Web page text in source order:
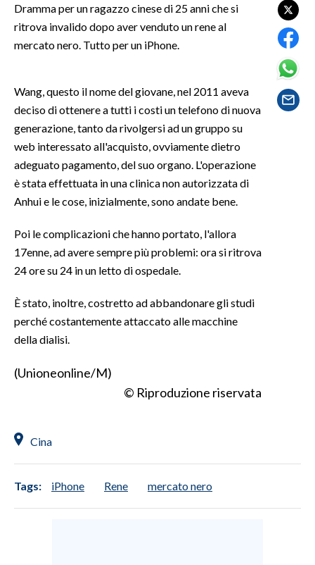
SPETTACOLI
SALUTE
SARDEGNA TURISMO
SARDI NEL MONDO
NOTIZIE
EVENTI
#CARAUNIONE
3 MINUTI CON
INSULARITÀ
INFO AZIENDE
SPIAGGE
Dramma per un ragazzo cinese di 25 anni che si
ritrova invalido dopo aver venduto un rene al
mercato nero. Tutto per un iPhone.
Wang, questo il nome del giovane, nel 2011 aveva
deciso di ottenere a tutti i costi un telefono di nuova
generazione, tanto da rivolgersi ad un gruppo su
web interessato all'acquisto, ovviamente dietro
adeguato pagamento, del suo organo. L'operazione
è stata effettuata in una clinica non autorizzata di
Anhui e le cose, inizialmente, sono andate bene.
Poi le complicazioni che hanno portato, l'allora
17enne, ad avere sempre più problemi: ora si ritrova
24 ore su 24 in un letto di ospedale.
È stato, inoltre, costretto ad abbandonare gli studi
perché costantemente attaccato alle macchine
della dialisi.
(Unioneonline/M)
© Riproduzione riservata
Cina
Tags: iPhone Rene mercato nero